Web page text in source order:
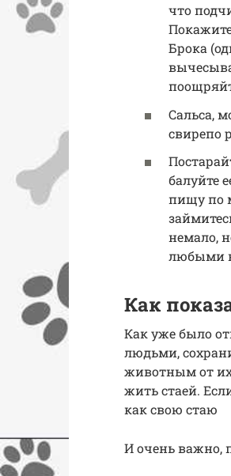
что
Брока
Сальса,
свирепо
балуйте
пищу по
немало,
любыми
Как
Как уже было
людьми,
животным от
жить стаей.
как свою стаю
И очень важно,